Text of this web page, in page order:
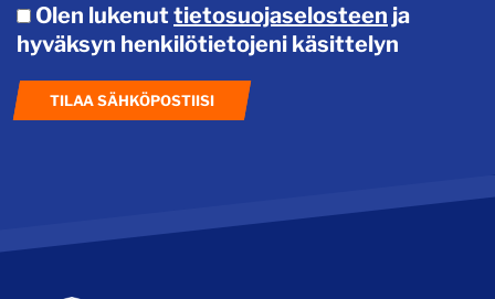
Olen lukenut tietosuojaselosteen ja
hyväksyn henkilötietojeni käsittelyn
TILAA SÄHKÖPOSTIISI